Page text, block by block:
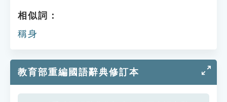
相似詞：
稱身
教育部重編國語辭典修訂本